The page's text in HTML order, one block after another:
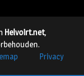
Helvoirt.net,
Privacy